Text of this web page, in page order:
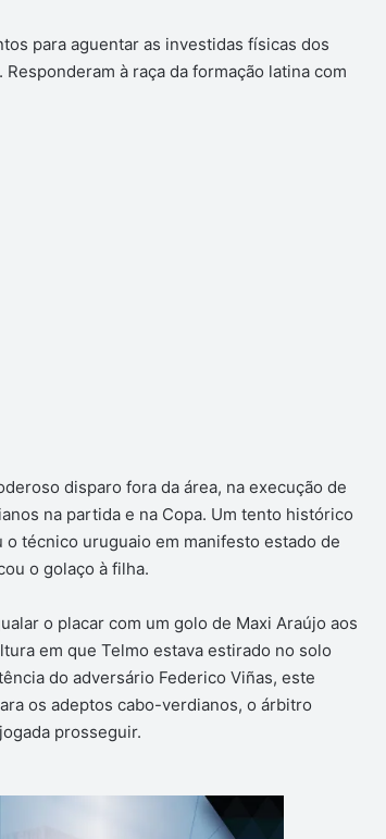
para aguentar as investidas físicas dos
à raça da formação latina com
disparo fora da área, na execução de
na partida e na Copa. Um tento histórico
técnico uruguaio em manifesto estado de
o golaço à filha.
o placar com um golo de Maxi Araújo aos
em que Telmo estava estirado no solo
do adversário Federico Viñas, este
os adeptos cabo-verdianos, o árbitro
prosseguir.